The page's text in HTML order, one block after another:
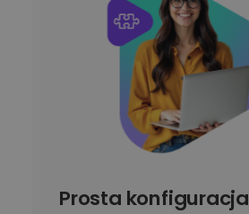
Prosta konfiguracja